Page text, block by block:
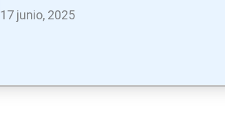
17 junio, 2025